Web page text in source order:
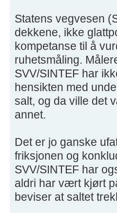
Statens vegvesen
dekkene, ikke
kompetanse til å
ruhetsmåling.
SVV/SINTEF har
hensikten med
salt, og da ville det
annet.
Det er jo ganske
friksjonen og
SVV/SINTEF har
aldri har vært kjørt
beviser at saltet